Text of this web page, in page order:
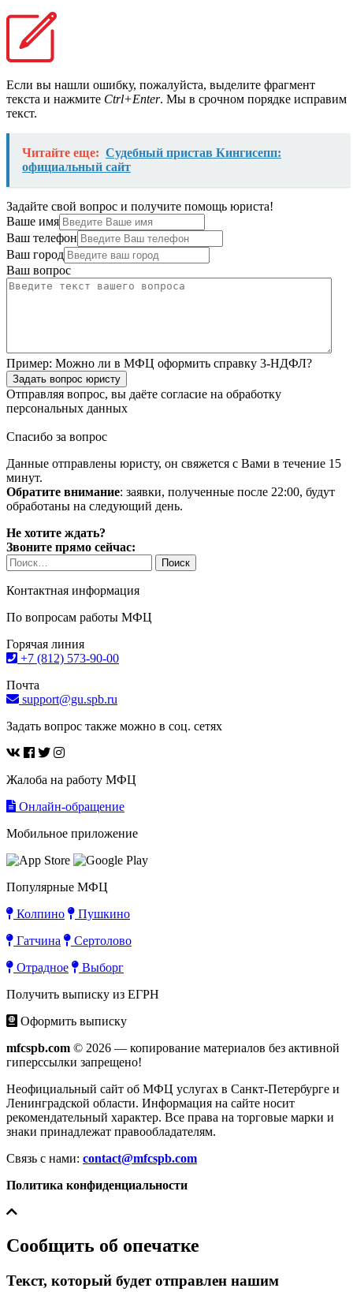
Если вы нашли ошибку, пожалуйста, выделите фрагмент
текста и нажмите Ctrl+Enter. Мы в срочном порядке исправим
текст.
Читайте еще: Судебный пристав Кингисепп:
официальный сайт
Задайте свой вопрос и получите помощь юриста!
Ваше имя
Ваш телефон
Ваш город
Ваш вопрос
Пример: Можно ли в МФЦ оформить справку 3-НДФЛ?
Задать вопрос юристу
Отправляя вопрос, вы даёте согласие на обработку
персональных данных
Спасибо за вопрос
Данные отправлены юристу, он свяжется с Вами в течение 15
минут.
Обратите внимание: заявки, полученные после 22:00, будут
обработаны на следующий день.
Не хотите ждать?
Звоните прямо сейчас:
Найти:
Контактная информация
По вопросам работы МФЦ
Горячая линия
+7 (812) 573-90-00
Почта
support@gu.spb.ru
Задать вопрос также можно в соц. сетях
Жалоба на работу МФЦ
Онлайн-обращение
Мобильное приложение
Популярные МФЦ
Колпино
Пушкино
Гатчина
Сертолово
Отрадное
Выборг
Получить выписку из ЕГРН
Оформить выписку
mfcspb.com © 2026 — копирование материалов без активной
гиперссылки запрещено!
Неофициальный сайт об МФЦ услугах в Санкт-Петербурге и
Ленинградской области. Информация на сайте носит
рекомендательный характер. Все права на торговые марки и
знаки принадлежат правообладателям.
Связь с нами: contact@mfcspb.com
Политика конфиденциальности
Сообщить об опечатке
Текст, который будет отправлен нашим